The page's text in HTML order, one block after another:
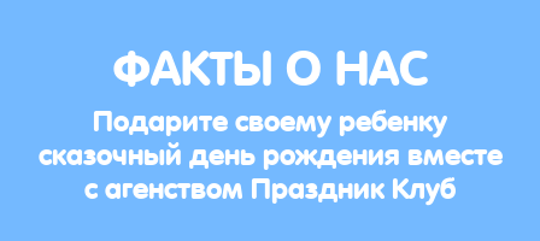
ФАКТЫ О НАС
Подарите своему ребенку
сказочный день рождения вместе
с агенством Праздник Клуб